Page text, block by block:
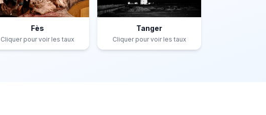
Fès
Cliquer pour voir les taux
Tanger
Cliquer pour voir les taux